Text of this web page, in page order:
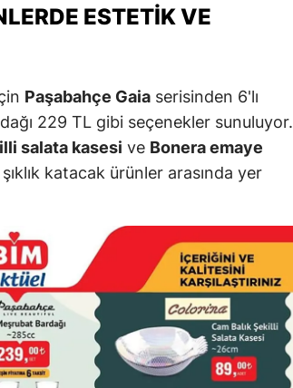
ESTETIK VE
Paşabahçe Gaia serisinden 6'lı
229 TL gibi seçenekler sunuluyor.
salata kasesi ve Bonera emaye
katacak ürünler arasında yer